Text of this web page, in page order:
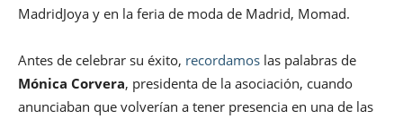
MadridJoya y en la feria de moda de Madrid, Momad.
Antes de celebrar su éxito, recordamos las palabras de
Mónica Corvera, presidenta de la asociación, cuando
anunciaban que volverían a tener presencia en una de las